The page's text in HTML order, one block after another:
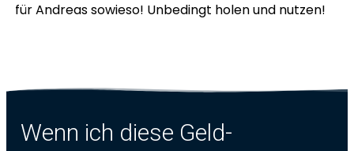
für Andreas sowieso! Unbedingt holen und nutzen!
Wenn ich diese Geld-